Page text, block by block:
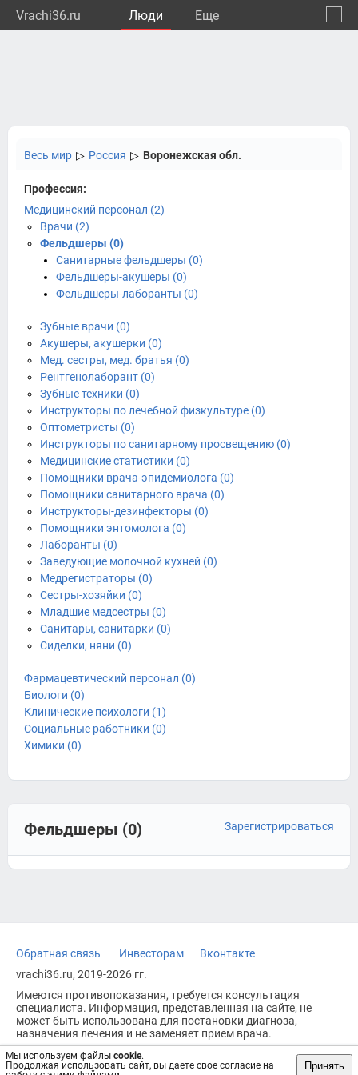
Vrachi36.ru Люди Eще
Мы используем файлы cookie.
Продолжая использовать сайт, вы даете свое согласие на
Принять
Весь мир ▷ Россия ▷ Воронежская обл.
Профессия:
Медицинский персонал (2)
Врачи (2)
Фельдшеры (0)
Санитарные фельдшеры (0)
Фельдшеры-акушеры (0)
Фельдшеры-лаборанты (0)
Зубные врачи (0)
Акушеры, акушерки (0)
Мед. сестры, мед. братья (0)
Рентгенолаборант (0)
Зубные техники (0)
Инструкторы по лечебной физкультуре (0)
Оптометристы (0)
Инструкторы по санитарному просвещению (0)
Медицинские статистики (0)
Помощники врача-эпидемиолога (0)
Помощники санитарного врача (0)
Инструкторы-дезинфекторы (0)
Помощники энтомолога (0)
Лаборанты (0)
Заведующие молочной кухней (0)
Медрегистраторы (0)
Сестры-хозяйки (0)
Младшие медсестры (0)
Санитары, санитарки (0)
Сиделки, няни (0)
Фармацевтический персонал (0)
Биологи (0)
Клинические психологи (1)
Социальные работники (0)
Химики (0)
Фельдшеры (0) Зарегистрироваться
Обратная связь Инвесторам
Вконтакте
vrachi36.ru, 2019-2026 гг.
Имеются противопоказания, требуется консультация
специалиста. Информация, представленная на сайте, не
может быть использована для постановки диагноза,
назначения лечения и не заменяет прием врача.
Возрастное ограничение: 18+